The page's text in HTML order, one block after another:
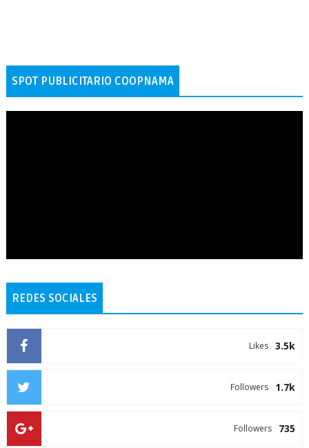
SPOT PUBLICITARIO COOPNAMA
REDES SOCIALES
3.5k
Likes
1.7k
Followers
735
Followers